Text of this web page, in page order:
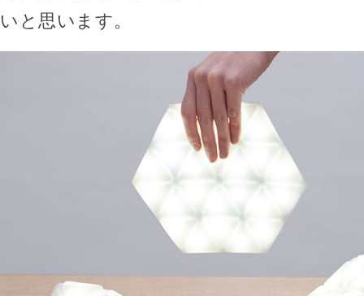
いと思います。